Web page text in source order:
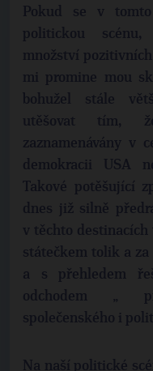
Pokud se v
politickou scénu,
množství
mi promine mou
bohužel stále
utěšovat tím,
zaznamenávány v
demokracii USA
Takové potěšující
dnes již silně
v těchto
státečkem tolik a
a s přehledem
odchodem „
společenského i
Na naší politické